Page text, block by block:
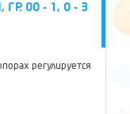
00 - 1, 0 - 3
регулируется